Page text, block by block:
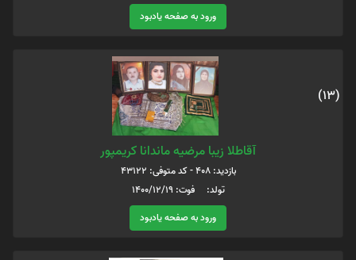
ورود به صفحه یادبود
(13)
آقاطلا زیبا مرضیه ماندانا کریمپور
بازدید: 408 - کد متوفی: 43122
تولد: فوت: 1400/12/19
ورود به صفحه یادبود